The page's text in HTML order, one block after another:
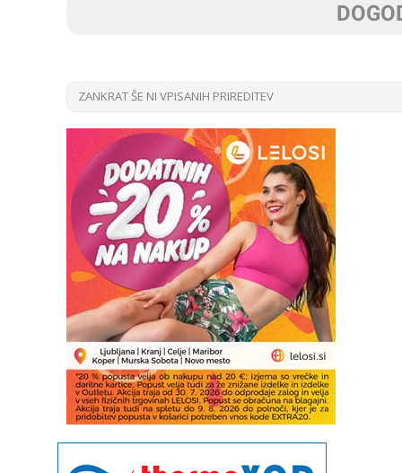
ZANKRAT ŠE NI VPISANIH PRIREDITEV